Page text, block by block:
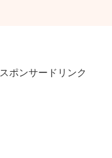
スポンサードリンク